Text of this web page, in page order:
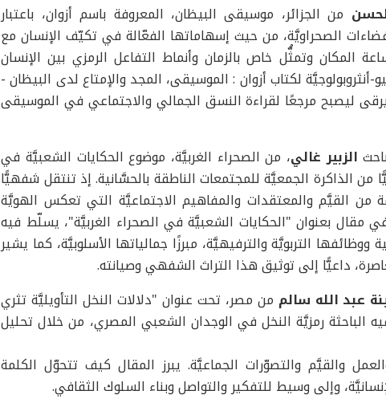
من الجزائر، موسيقى البيظان، المعروفة باسم أزوان، باعتبار
الصحراويَّة، من حيث إسهاماتها الفعّالة في تكيّف الإنسان مع
المكان وتمثُّل خاص بالزمان وأنماط التفاعل الرمزي بين الإنسان
لكتاب أزوان : الموسيقى، المجد والإمتاع لدى البيظان -
ليصبح مرجعًا لقراءة النسق الجمالي والاجتماعي في الموسيقى
الزبير غالي، من الصحراء الغربيَّة، موضوع الحكايات الشعبيَّة في
من الذاكرة الجمعيَّة للمجتمعات الناطقة بالحسَّانية. إذ تنتقل شفهيًّا
القيَّم والمعتقدات والمفاهيم الاجتماعيَّة التي تعكس الهويَّة
مقال بعنوان "الحكايات الشعبيَّة في الصحراء الغربيَّة"، يسلّط فيه
التربويَّة والترفيهيَّة، مبرزًا جمالياتها الأسلوبيَّة، كما يشير
داعيًّا إلى توثيق هذا التراث الشفهي وصيانته.
عبد الله سالم من مصر، تحت عنوان "دلالات النخل التأويليَّة تثري
الباحثة رمزيَّة النخل في الوجدان الشعبي المصري، من خلال تحليل
والقيَّم والتصوّرات الجماعيَّة. يبرز المقال كيف تتحوّل الكلمة
وإلى وسيط للتفكير والتواصل وبناء السلوك الثقافي.